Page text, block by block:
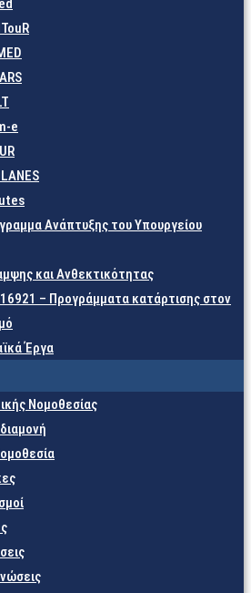
e
Ανάπτυξης του Υπουργείου
και Ανθεκτικότητας
– Προγράμματα κατάρτισης στον
Έργα
Νομοθεσίας